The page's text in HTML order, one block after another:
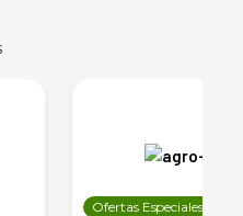
Ofertas Especiales